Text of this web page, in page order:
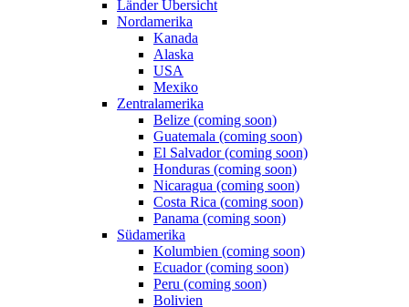
Länder Übersicht
Nordamerika
Kanada
Alaska
USA
Mexiko
Zentralamerika
Belize (coming soon)
Guatemala (coming soon)
El Salvador (coming soon)
Honduras (coming soon)
Nicaragua (coming soon)
Costa Rica (coming soon)
Panama (coming soon)
Südamerika
Kolumbien (coming soon)
Ecuador (coming soon)
Peru (coming soon)
Bolivien